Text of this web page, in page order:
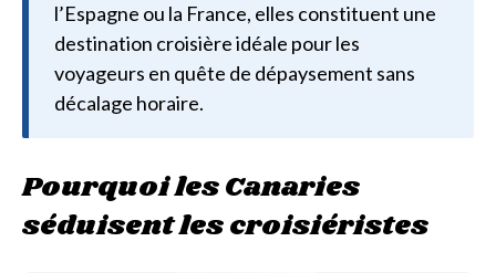
l’Espagne ou la France, elles constituent une
destination croisière idéale pour les
voyageurs en quête de dépaysement sans
décalage horaire.
Pourquoi les Canaries
séduisent les croisiéristes